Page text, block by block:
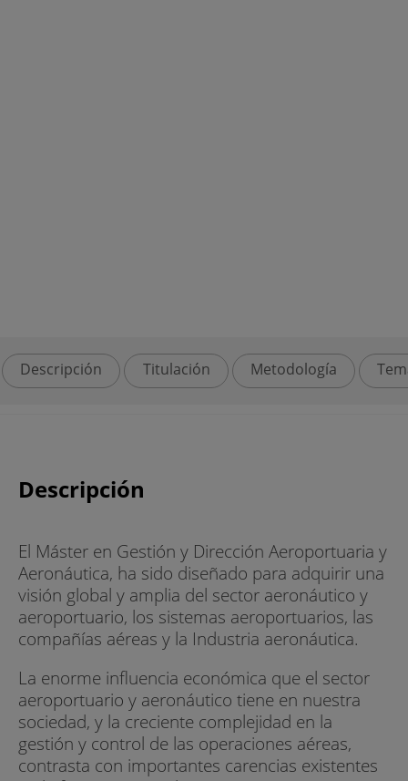
Descripción Titulación Metodología
Descripción
El Máster en Gestión y Dirección Aeroportuaria y
Aeronáutica, ha sido diseñado para adquirir una
visión global y amplia del sector aeronáutico y
aeroportuario, los sistemas aeroportuarios, las
compañías aéreas y la Industria aeronáutica.
La enorme influencia económica que el sector
aeroportuario y aeronáutico tiene en nuestra
sociedad, y la creciente complejidad en la
gestión y control de las operaciones aéreas,
contrasta con importantes carencias existentes